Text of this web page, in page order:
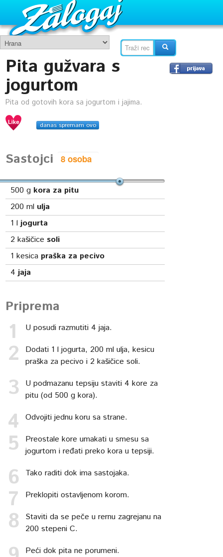
Pita gužvara s
jogurtom
Pita od gotovih kora sa jogurtom i jajima.
danas spremam ovo
Sastojci
500 g kora za pitu
200 ml ulja
1 l jogurta
2 kašičicesoli
1 kesica praška za pecivo
4 jaja
Priprema
U posudi razmutiti 4 jaja.
Dodati 1 l jogurta, 200 ml ulja, kesicu
praška za pecivo i 2 kašičice soli.
U podmazanu tepsiju staviti 4 kore za
pitu (od 500 g kora).
Odvojiti jednu koru sa strane.
Preostale kore umakati u smesu sa
jogurtom i ređati preko kora u tepsiji.
Tako raditi dok ima sastojaka.
Preklopiti ostavljenom korom.
Staviti da se peče u rernu zagrejanu na
200 stepeni C.
Peći dok pita ne porumeni.